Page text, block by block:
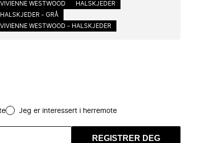
VIVIENNE WESTWOOD
HALSKJEDER
HALSKJEDER - GRÅ
VIVIENNE WESTWOOD - HALSKJEDER
Jeg er interessert i herremote
REGISTRER DEG